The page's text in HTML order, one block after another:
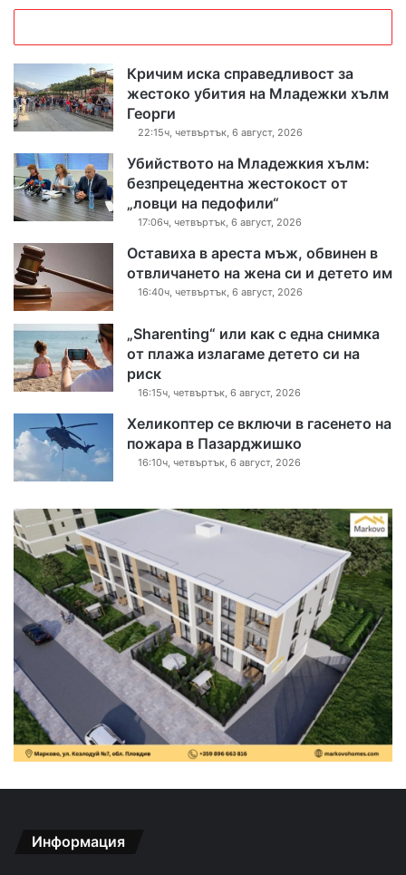
Кричим иска справедливост за
жестоко убития на Младежки хълм
Георги
22:15ч, четвъртък, 6 август, 2026
Убийството на Младежкия хълм:
безпрецедентна жестокост от
„ловци на педофили“
17:06ч, четвъртък, 6 август, 2026
Оставиха в ареста мъж, обвинен в
отвличането на жена си и детето им
16:40ч, четвъртък, 6 август, 2026
„Sharenting“ или как с една снимка
от плажа излагаме детето си на
риск
16:15ч, четвъртък, 6 август, 2026
Хеликоптер се включи в гасенето на
пожара в Пазарджишко
16:10ч, четвъртък, 6 август, 2026
Информация